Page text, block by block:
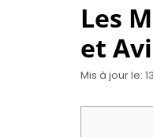
Les
et
Mis à jour le: